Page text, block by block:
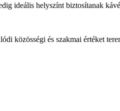
ideális helyszínt biztosítanak
közösségi és szakmai értéket